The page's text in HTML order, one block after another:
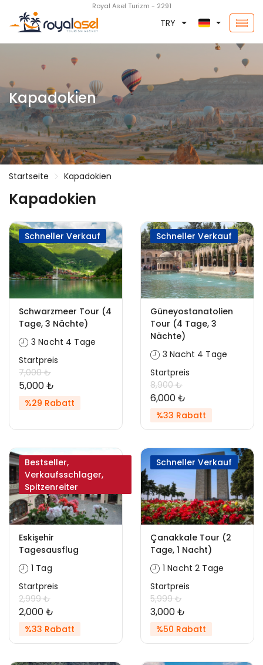
Royal Asel Turizm - 2291
TRY
Kapadokien
Startseite Kapadokien
Kapadokien
Schneller Verkauf
Schwarzmeer Tour (4
Tage, 3 Nächte)
3 Nacht 4 Tage
Startpreis
7,000 ₺
5,000 ₺
%29 Rabatt
Schneller Verkauf
Güneyostanatolien
Tour (4 Tage, 3
Nächte)
3 Nacht 4 Tage
Startpreis
8,900 ₺
6,000 ₺
%33 Rabatt
Bestseller,
Verkaufsschlager,
Spitzenreiter
Eskişehir
Tagesausflug
1 Tag
Startpreis
2,999 ₺
2,000 ₺
%33 Rabatt
Schneller Verkauf
Çanakkale Tour (2
Tage, 1 Nacht)
1 Nacht 2 Tage
Startpreis
5,999 ₺
3,000 ₺
%50 Rabatt